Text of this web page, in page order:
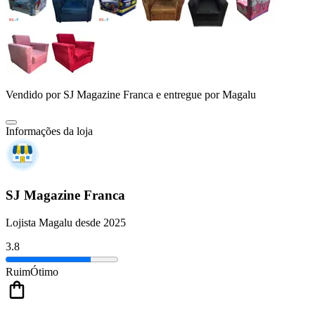
Vendido por SJ Magazine Franca e entregue por Magalu
Informações da loja
SJ Magazine Franca
Lojista Magalu desde 2025
3.8
RuimÓtimo